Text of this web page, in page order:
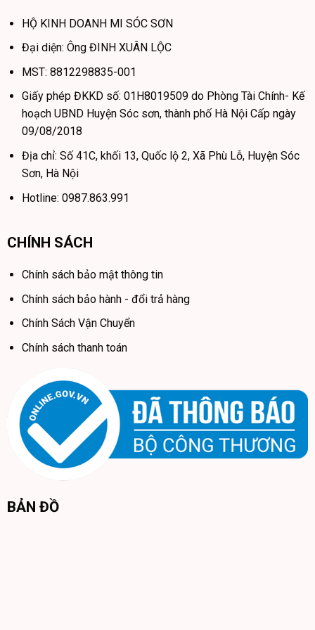
HỘ KINH DOANH MI SÓC SƠN
Đại diện: Ông ĐINH XUÂN LỘC
MST: 8812298835-001
Giấy phép ĐKKD số: 01H8019509 do Phòng Tài Chính- Kế
hoạch UBND Huyện Sóc sơn, thành phố Hà Nội Cấp ngày
09/08/2018
Địa chỉ: Số 41C, khối 13, Quốc lộ 2, Xã Phù Lỗ, Huyện Sóc
Sơn, Hà Nội
Hotline: 0987.863.991
CHÍNH SÁCH
Chính sách bảo mật thông tin
Chính sách bảo hành - đổi trả hàng
Chính Sách Vận Chuyển
Chính sách thanh toán
BẢN ĐỒ